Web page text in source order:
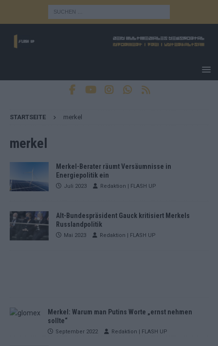
STARTSEITE merkel
merkel
Merkel-Berater räumt Versäumnisse in
Energiepolitik ein
Juli 2023 Redaktion | FLASH UP
Alt-Bundespräsident Gauck kritisiert Merkels
Russlandpolitik
Mai 2023 Redaktion | FLASH UP
Merkel: Warum man Putins Worte „ernst nehmen
sollte“
September 2022 Redaktion | FLASH UP